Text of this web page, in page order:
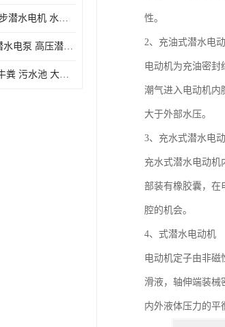
316不锈钢异步潜水电机 水冷式 可连续运行 定制功率电压 奥特泵业
立式下吸式潜水电泵 高压潜水排沙泵 大功率 深水施工作业 型号可定制
泥塘排水 抽牛粪 污水池 大口径潜水螺旋离心泵 材质特征 奥特泵业
性。
2、充油式潜水电
电动机为充油密封
潮气进入电动机内
大于外部水压。
3、充水式潜水电
充水式潜水电动机
部装有橡胶囊，在
腔的机会。
4、式潜水电动机
电动机定子由非磁
滑液，轴伸端装械
内外液体压力的平